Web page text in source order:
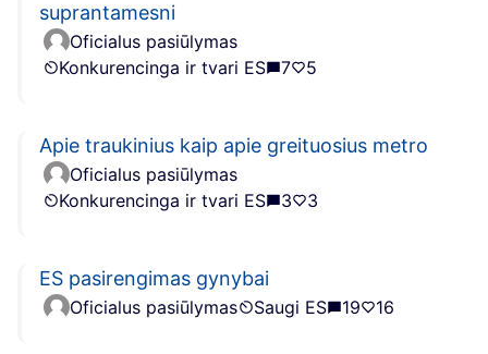
suprantamesni
Oficialus pasiūlymas
Konkurencinga ir tvari ES
7 5
Apie traukinius kaip apie greituosius metro
Oficialus pasiūlymas
Konkurencinga ir tvari ES
3 3
ES pasirengimas gynybai
Oficialus pasiūlymas Saugi ES 19 16